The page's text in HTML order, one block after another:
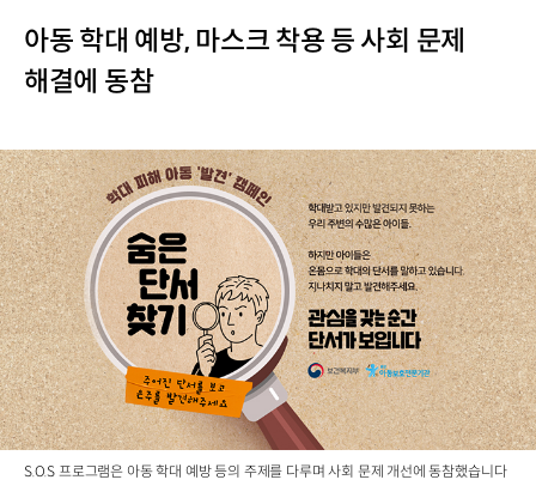
아동 학대 예방, 마스크 착용 등 사회 문제
해결에 동참
S.O.S 프로그램은 아동 학대 예방 등의 주제를 다루며 사회 문제 개선에 동참했습니다